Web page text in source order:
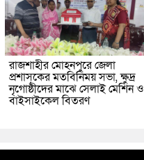
রাজশাহীর মোহনপুরে জেলা
প্রশাসকের মতবিনিময় সভা, ক্ষুদ্র
নৃগোষ্ঠীদের মাঝে সেলাই মেশিন ও
বাইসাইকেল বিতরণ